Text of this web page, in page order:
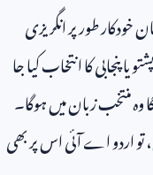
طور پر انگریزی
پنجابی کا انتخاب کیا جا
منتخب زبان میں ہوگا۔
، تو اردو اے آئی اس پر بھی